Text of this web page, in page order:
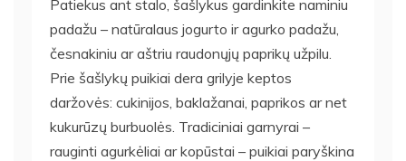
Patiekus ant stalo, šašlykus gardinkite naminiu
padažu – natūralaus jogurto ir agurko padažu,
česnakiniu ar aštriu raudonųjų paprikų užpilu.
Prie šašlykų puikiai dera grilyje keptos
daržovės: cukinijos, baklažanai, paprikos ar net
kukurūzų burbuolės. Tradiciniai garnyrai –
rauginti agurkėliai ar kopūstai – puikiai paryškina